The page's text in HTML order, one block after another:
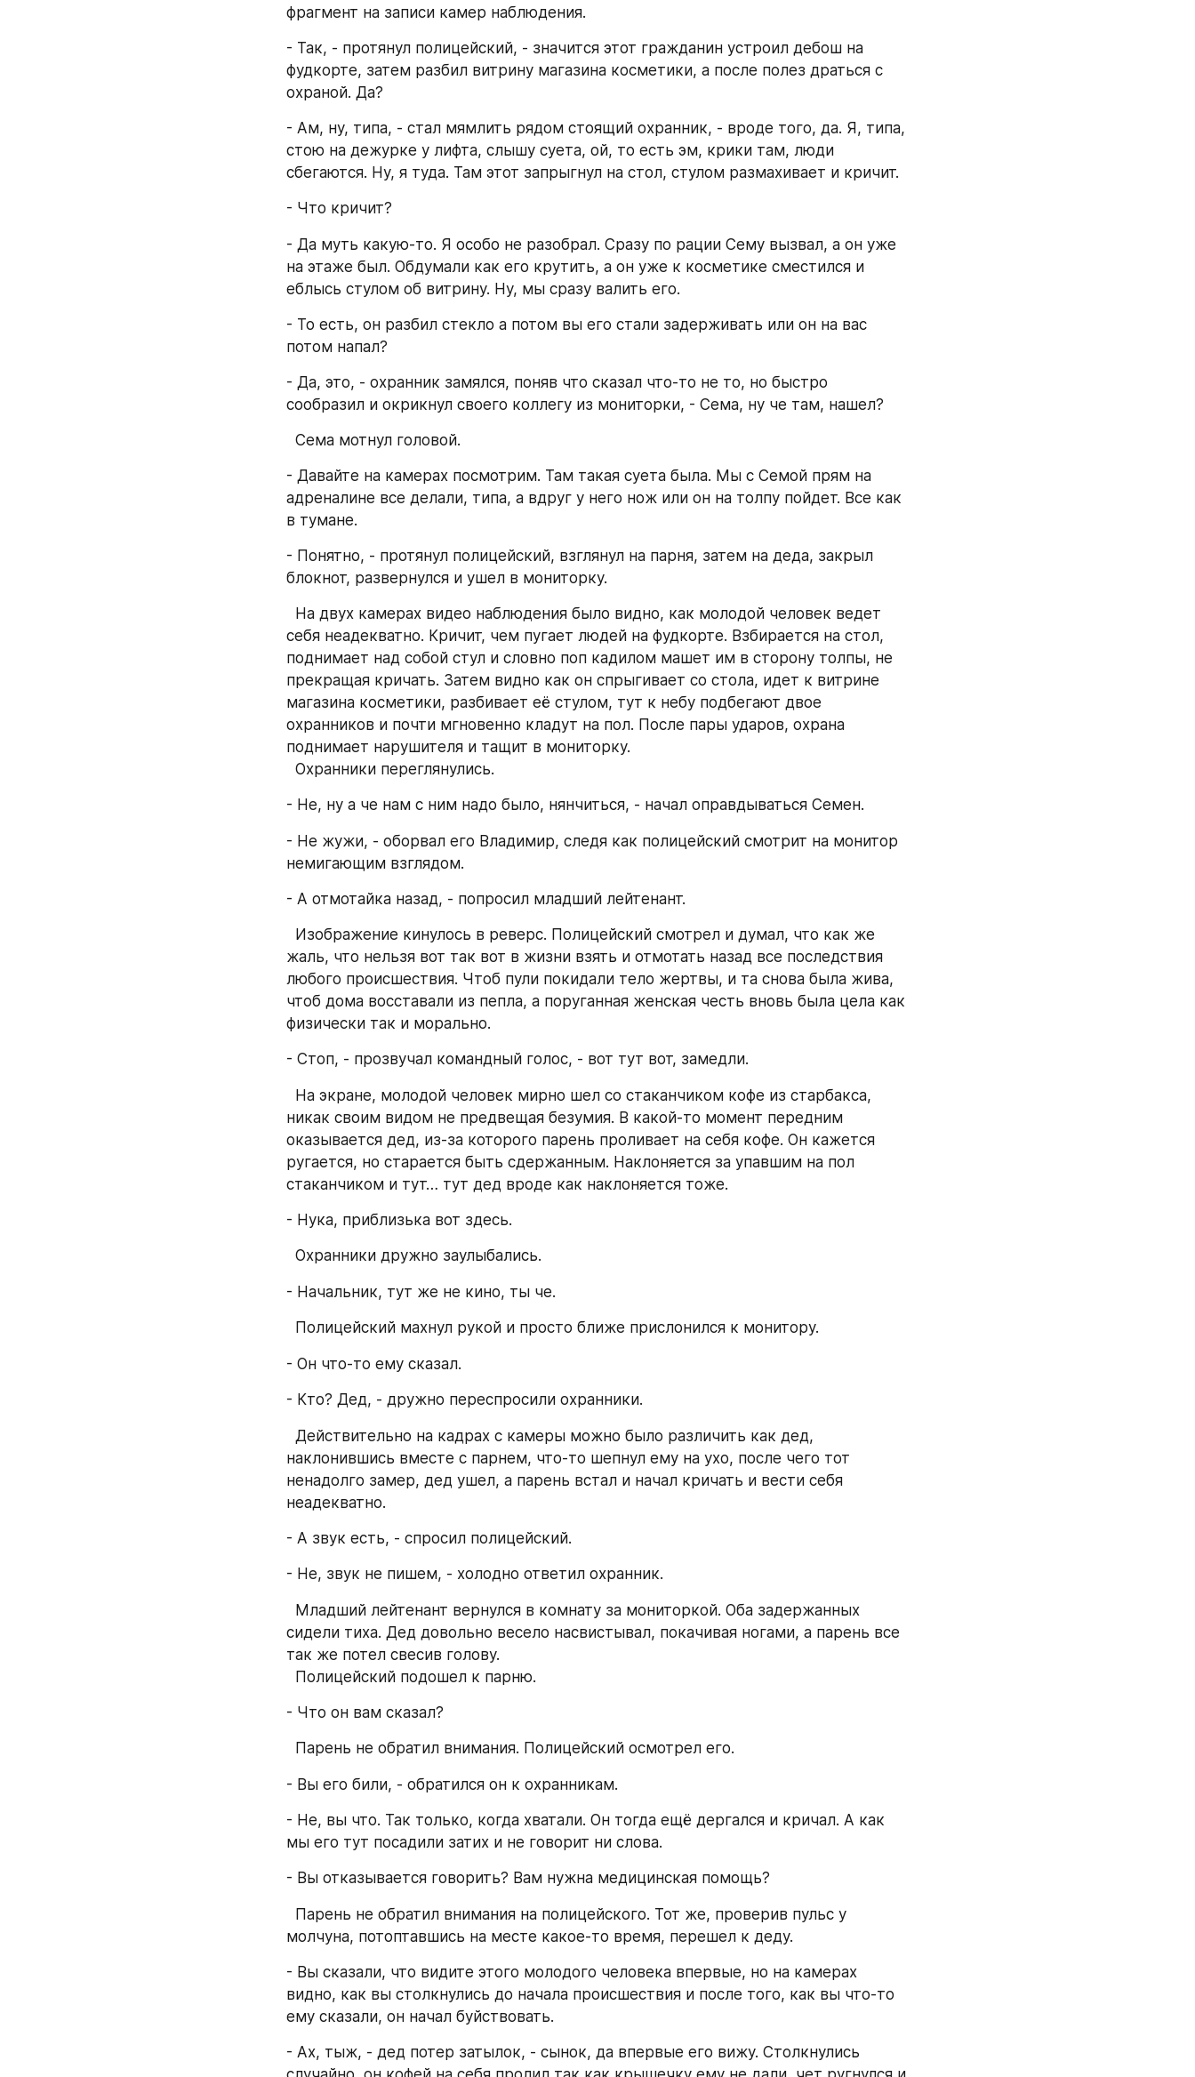
фрагмент на записи камер наблюдения.
- Так, - протянул полицейский, - значится этот гражданин устроил дебош на
фудкорте, затем разбил витрину магазина косметики, а после полез драться с
охраной. Да?
- Ам, ну, типа, - стал мямлить рядом стоящий охранник, - вроде того, да. Я, типа,
стою на дежурке у лифта, слышу суета, ой, то есть эм, крики там, люди
сбегаются. Ну, я туда. Там этот запрыгнул на стол, стулом размахивает и кричит.
- Что кричит?
- Да муть какую-то. Я особо не разобрал. Сразу по рации Сему вызвал, а он уже
на этаже был. Обдумали как его крутить, а он уже к косметике сместился и
еблысь стулом об витрину. Ну, мы сразу валить его.
- То есть, он разбил стекло а потом вы его стали задерживать или он на вас
потом напал?
- Да, это, - охранник замялся, поняв что сказал что-то не то, но быстро
сообразил и окрикнул своего коллегу из мониторки, - Сема, ну че там, нашел?
  Сема мотнул головой.
- Давайте на камерах посмотрим. Там такая суета была. Мы с Семой прям на
адреналине все делали, типа, а вдруг у него нож или он на толпу пойдет. Все как
в тумане.
- Понятно, - протянул полицейский, взглянул на парня, затем на деда, закрыл
блокнот, развернулся и ушел в мониторку.
себя неадекватно. Кричит, чем пугает людей на фудкорте. Взбирается на стол,
поднимает над собой стул и словно поп кадилом машет им в сторону толпы, не
прекращая кричать. Затем видно как он спрыгивает со стола, идет к витрине
магазина косметики, разбивает её стулом, тут к небу подбегают двое
охранников и почти мгновенно кладут на пол. После пары ударов, охрана
поднимает нарушителя и тащит в мониторку.
  Охранники переглянулись.
- Не, ну а че нам с ним надо было, нянчиться, - начал оправдываться Семен.
- Не жужи, - оборвал его Владимир, следя как полицейский смотрит на монитор
немигающим взглядом.
- А отмотайка назад, - попросил младший лейтенант.
жаль, что нельзя вот так вот в жизни взять и отмотать назад все последствия
любого происшествия. Чтоб пули покидали тело жертвы, и та снова была жива,
чтоб дома восставали из пепла, а поруганная женская честь вновь была цела как
физически так и морально.
- Стоп, - прозвучал командный голос, - вот тут вот, замедли.
никак своим видом не предвещая безумия. В какой-то момент передним
оказывается дед, из-за которого парень проливает на себя кофе. Он кажется
ругается, но старается быть сдержанным. Наклоняется за упавшим на пол
стаканчиком и тут… тут дед вроде как наклоняется тоже.
- Нука, приблизька вот здесь.
  Охранники дружно заулыбались.
- Начальник, тут же не кино, ты че.
  Полицейский махнул рукой и просто ближе прислонился к монитору.
- Он что-то ему сказал.
- Кто? Дед, - дружно переспросили охранники.
наклонившись вместе с парнем, что-то шепнул ему на ухо, после чего тот
ненадолго замер, дед ушел, а парень встал и начал кричать и вести себя
неадекватно.
- А звук есть, - спросил полицейский.
- Не, звук не пишем, - холодно ответил охранник.
сидели тиха. Дед довольно весело насвистывал, покачивая ногами, а парень все
так же потел свесив голову.
  Полицейский подошел к парню.
- Что он вам сказал?
  Парень не обратил внимания. Полицейский осмотрел его.
- Вы его били, - обратился он к охранникам.
- Не, вы что. Так только, когда хватали. Он тогда ещё дергался и кричал. А как
мы его тут посадили затих и не говорит ни слова.
- Вы отказывается говорить? Вам нужна медицинская помощь?
молчуна, потоптавшись на месте какое-то время, перешел к деду.
- Вы сказали, что видите этого молодого человека впервые, но на камерах
видно, как вы столкнулись до начала происшествия и после того, как вы что-то
ему сказали, он начал буйствовать.
- Ах, тыж, - дед потер затылок, - сынок, да впервые его вижу. Столкнулись